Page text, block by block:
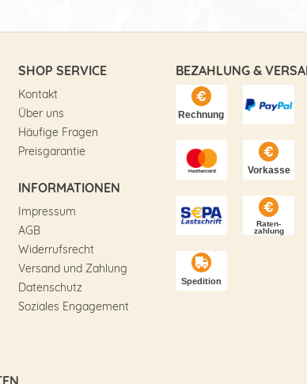
SHOP SERVICE
Kontakt
Über uns
Häufige Fragen
Preisgarantie
INFORMATIONEN
Impressum
AGB
Widerrufsrecht
Versand und Zahlung
Datenschutz
Soziales Engagement
BEZAHLUNG &